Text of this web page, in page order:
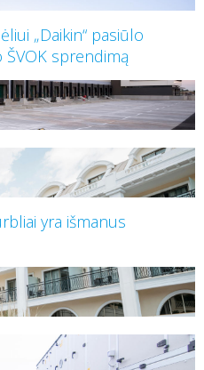
„Daikin“ pasiūlo
sprendimą
yra išmanus